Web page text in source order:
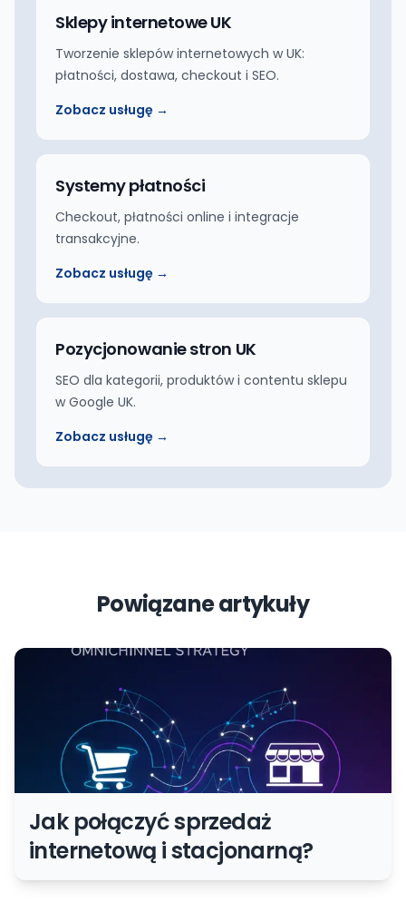
Sklepy internetowe UK
Tworzenie sklepów internetowych w UK:
płatności, dostawa, checkout i SEO.
Zobacz usługę →
Systemy płatności
Checkout, płatności online i integracje
transakcyjne.
Zobacz usługę →
Pozycjonowanie stron UK
SEO dla kategorii, produktów i contentu sklepu
w Google UK.
Zobacz usługę →
Powiązane artykuły
Jak połączyć sprzedaż
internetową i stacjonarną?